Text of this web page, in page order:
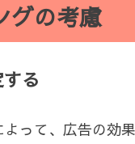
グの考慮
る
って、広告の効